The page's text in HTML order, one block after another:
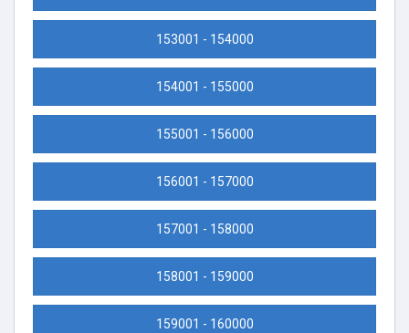
153001 - 154000
154001 - 155000
155001 - 156000
156001 - 157000
157001 - 158000
158001 - 159000
159001 - 160000